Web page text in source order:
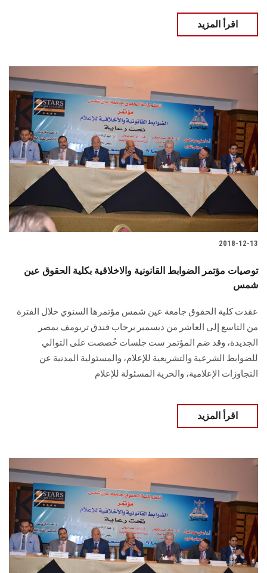
اقرأ المزيد
2018-12-13
توصيات مؤتمر الضوابط القانونية والاخلاقية بكلية الحقوق عين
شمس
عقدت كلية الحقوق جامعة عين شمس مؤتمرها السنوي خلال الفترة
من التاسع إلى العاشر من ديسمبر برحاب فندق تريومف بمصر
الجديدة، وقد ضم المؤتمر ست جلسات خُصصت على التوالي
للضوابط الشرعية والتشريعية للإعلام، والمسئولية المدنية عن
التجاوزات الإعلامية، والحرية المسئولة للإعلام
اقرأ المزيد